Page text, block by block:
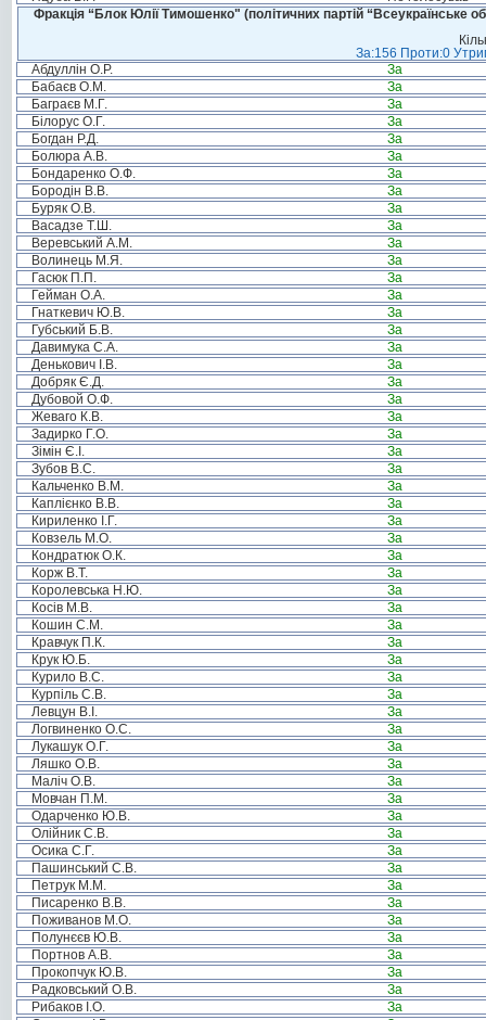
Фракція “Блок Юлії Тимошенко" (політичних партій “Всеукраїнське
За:156 Проти:0
Абдуллін О.Р.
За
Бабаєв О.М.
За
Баграєв М.Г.
За
Білорус О.Г.
За
Богдан Р.Д.
За
Болюра А.В.
За
Бондаренко О.Ф.
За
Бородін В.В.
За
Буряк О.В.
За
Васадзе Т.Ш.
За
Веревський А.М.
За
Волинець М.Я.
За
Гасюк П.П.
За
Гейман О.А.
За
Гнаткевич Ю.В.
За
Губський Б.В.
За
Давимука С.А.
За
Денькович І.В.
За
Добряк Є.Д.
За
Дубовой О.Ф.
За
Жеваго К.В.
За
Задирко Г.О.
За
Зімін Є.І.
За
Зубов В.С.
За
Кальченко В.М.
За
Каплієнко В.В.
За
Кириленко І.Г.
За
Ковзель М.О.
За
Кондратюк О.К.
За
Корж В.Т.
За
Королевська Н.Ю.
За
Косів М.В.
За
Кошин С.М.
За
Кравчук П.К.
За
Крук Ю.Б.
За
Курило В.С.
За
Курпіль С.В.
За
Левцун В.І.
За
Логвиненко О.С.
За
Лукашук О.Г.
За
Ляшко О.В.
За
Маліч О.В.
За
Мовчан П.М.
За
Одарченко Ю.В.
За
Олійник С.В.
За
Осика С.Г.
За
Пашинський С.В.
За
Петрук М.М.
За
Писаренко В.В.
За
Поживанов М.О.
За
Полунєєв Ю.В.
За
Портнов А.В.
За
Прокопчук Ю.В.
За
Радковський О.В.
За
Рибаков І.О.
За